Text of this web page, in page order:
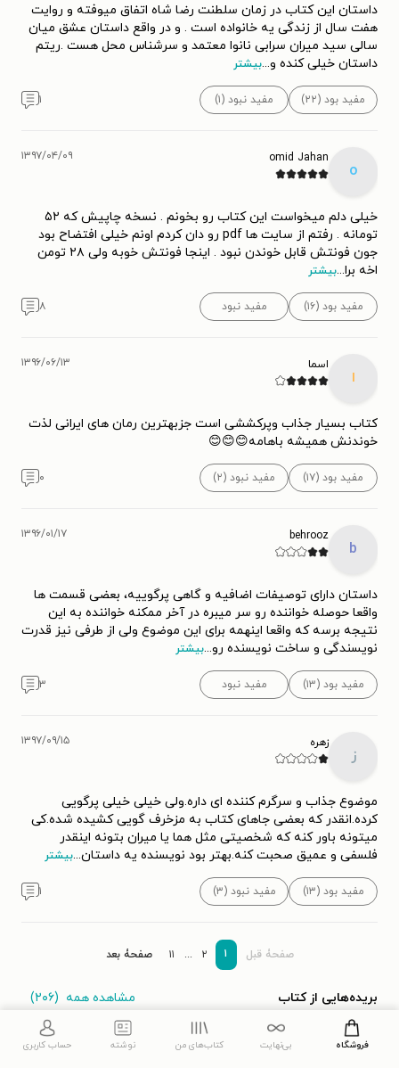
داستان این کتاب در زمان سلطنت رضا شاه اتفاق میوفته و روایت
هفت سال از زندگی یه خانواده است . و در واقع داستان عشق میان
سالی سید میران سرابی نانوا معتمد و سرشناس محل هست .ریتم
داستان خیلی کنده و...بیشتر
مفید بود (۲۲) مفید نبود (۱) ۱
o
omid Jahan ۱۳۹۷/۰۴/۰۹
خیلی دلم میخواست این کتاب رو بخونم . نسخه چاپیش که ۵۲
تومانه . رفتم از سایت ها pdf رو دان کردم اونم خیلی افتضاح بود
جون فونتش قابل خوندن نبود . اینجا فونتش خوبه ولی ۲۸ تومن
اخه برا...بیشتر
مفید بود (۱۶) مفید نبود ۸
ا
اسما ۱۳۹۶/۰۶/۱۳
کتاب بسیار جذاب وپرکششی است جزبهترین رمان های ایرانی لذت
خوندنش همیشه باهامه😊😊😊
مفید بود (۱۷) مفید نبود (۲) ۰
b
behrooz ۱۳۹۶/۰۱/۱۷
داستان دارای توصیفات اضافیه و گاهی پرگوییه، بعضی قسمت ها
واقعا حوصله خواننده رو سر میبره در آخر ممکنه خواننده به این
نتیجه برسه که واقعا اینهمه برای این موضوع ولی از طرفی نیز قدرت
نویسندگی و ساخت نویسنده رو...بیشتر
مفید بود (۱۳) مفید نبود ۳
ز
زهره ۱۳۹۷/۰۹/۱۵
موضوع جذاب و سرگرم کننده ای داره.ولی خیلی خیلی پرگویی
کرده.انقدر که بعضی جاهای کتاب به مزخرف گویی کشیده شده.کی
میتونه باور کنه که شخصیتی مثل هما یا میران بتونه اینقدر
فلسفی و عمیق صحبت کنه.بهتر بود نویسنده یه داستان...بیشتر
مفید بود (۱۳) مفید نبود (۳) ۱
صفحۀ قبل ۱ ۲ ... ۱۱ صفحۀ بعد
بریده‌هایی از کتاب مشاهده همه (۲۰۶)
فروشگاه بی‌نهایت کتاب‌های من نوشته حساب کاربری